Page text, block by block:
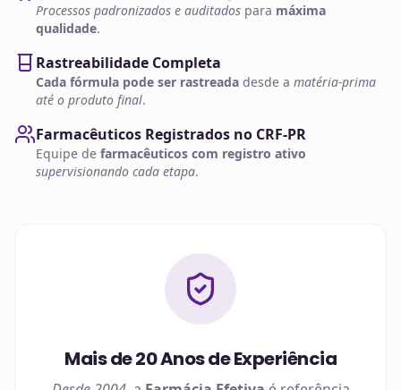
Processos padronizados e auditados para máxima
qualidade.
Rastreabilidade Completa
Cada fórmula pode ser rastreada desde a matéria-prima
até o produto final.
Farmacêuticos Registrados no CRF-PR
Equipe de farmacêuticos com registro ativo
supervisionando cada etapa.
Mais de 20 Anos de Experiência